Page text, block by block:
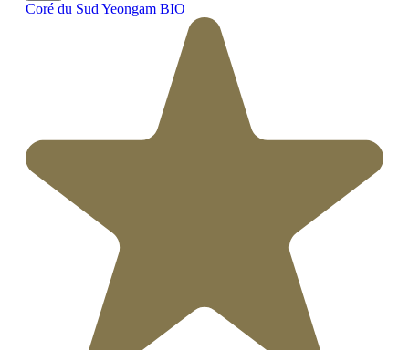
Coré du Sud Yeongam BIO